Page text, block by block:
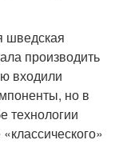
шведская
производить
входили
но в
технологии